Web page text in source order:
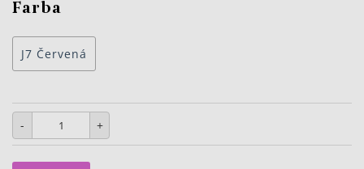
Farba
J7 Červená
- +